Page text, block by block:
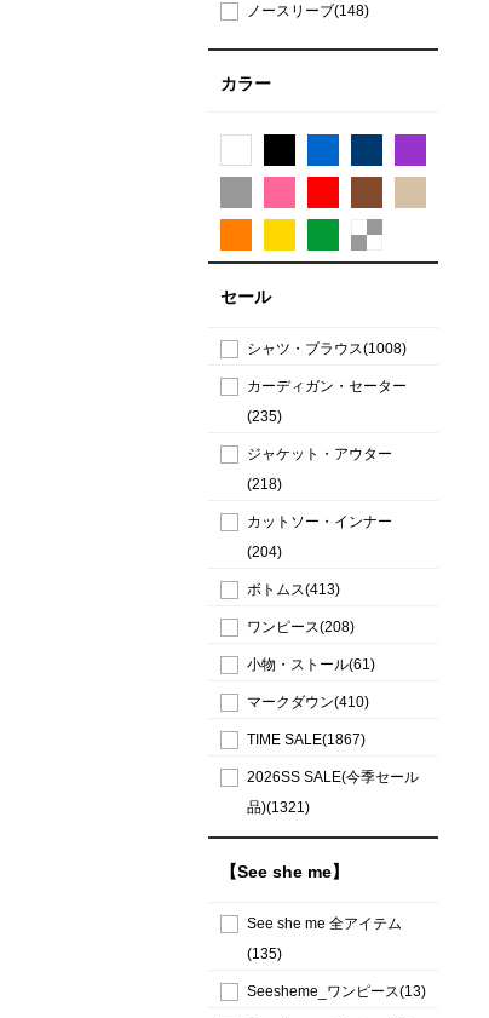
ノースリーブ(148)
カラー
セール
シャツ・ブラウス(1008)
カーディガン・セーター
(235)
ジャケット・アウター
(218)
カットソー・インナー
(204)
ボトムス(413)
ワンピース(208)
小物・ストール(61)
マークダウン(410)
TIME SALE(1867)
2026SS SALE(今季セール
品)(1321)
【See she me】
See she me 全アイテム
(135)
Seesheme_ワンピース(13)